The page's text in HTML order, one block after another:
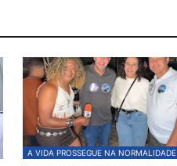
A VIDA PROSSEGUE NA NORMALIDADE